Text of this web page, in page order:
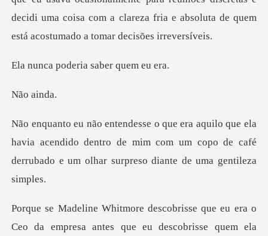
deria saber
ai
havia acendido dentro de mim com um copo de café
derru
da empresa antes que eu descobrisse quem ela